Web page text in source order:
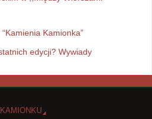
Kamionka”
edycji? Wywiady